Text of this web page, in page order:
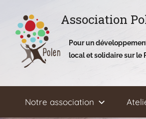
contenu
Association
Pour un
local et solidaire sur le
Notre association